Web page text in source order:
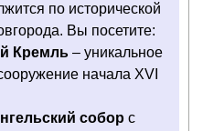
по исторической
Вы посетите:
Кремль – уникальное
начала XVI
собор с